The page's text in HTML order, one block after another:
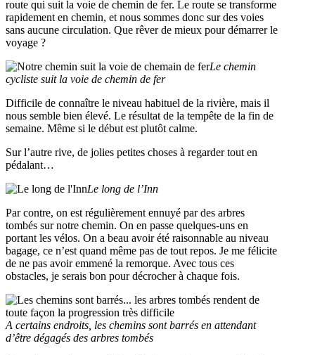
route qui suit la voie de chemin de fer. Le route se transforme
rapidement en chemin, et nous sommes donc sur des voies
sans aucune circulation. Que rêver de mieux pour démarrer le
voyage ?
Le chemin
cycliste suit la voie de chemin de fer
Difficile de connaître le niveau habituel de la rivière, mais il
nous semble bien élevé. Le résultat de la tempête de la fin de
semaine. Même si le début est plutôt calme.
Sur l’autre rive, de jolies petites choses à regarder tout en
pédalant…
Le long de l’Inn
Par contre, on est régulièrement ennuyé par des arbres
tombés sur notre chemin. On en passe quelques-uns en
portant les vélos. On a beau avoir été raisonnable au niveau
bagage, ce n’est quand même pas de tout repos. Je me félicite
de ne pas avoir emmené la remorque. Avec tous ces
obstacles, je serais bon pour décrocher à chaque fois.
A certains endroits, les chemins sont barrés en attendant
d’être dégagés des arbres tombés